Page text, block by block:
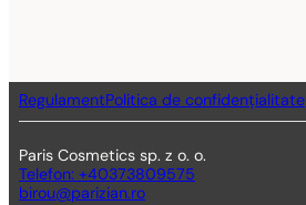
RegulamentPolitica de confidențialitate
Paris Cosmetics sp. z o. o.
Telefon: +40373809575
birou@parizian.ro